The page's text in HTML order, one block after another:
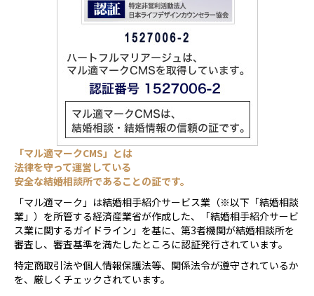
「マル適マークCMS」とは
法律を守って運営している
安全な結婚相談所であることの証です。
「マル適マーク」は結婚相手紹介サービス業（※以下「結婚相談
業」）を所管する経済産業省が作成した、「結婚相手紹介サービ
ス業に関するガイドライン」を基に、第3者機関が結婚相談所を
審査し、審査基準を満たしたところに認証発行されています。
特定商取引法や個人情報保護法等、関係法令が遵守されているか
を、厳しくチェックされています。